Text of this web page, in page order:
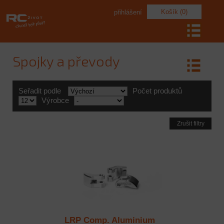
Košík (0)
přihlášení
Spojky a převody
Seřadit podle
Počet produktů
Výrobce
Zrušit filtry
LRP Comp. Aluminium